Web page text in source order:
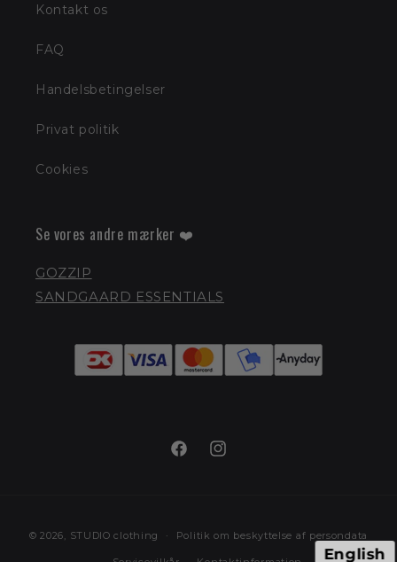
Kontakt os
FAQ
Handelsbetingelser
Privat politik
Cookies
Se vores andre mærker ❤️
GOZZIP
SANDGAARD ESSENTIALS
FacebookInstagram
© 2026, STUDIO clothing Politik om beskyttelse af persondata
English